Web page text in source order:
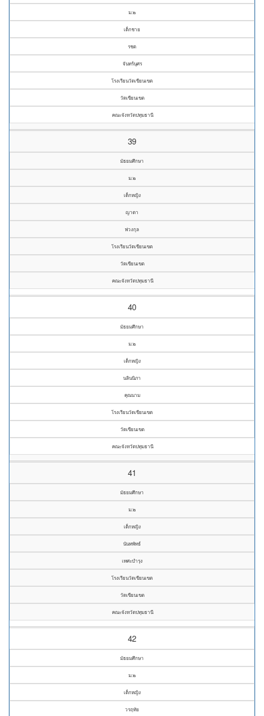
ม.๒
เด็กชาย
รชต
จันทร์นุศร
โรงเรียนวัดเขียนเขต
วัดเขียนเขต
คณะจังหวัดปทุมธานี
39
มัธยมศึกษา
ม.๒
เด็กหญิง
ญาดา
พ่วงกุล
โรงเรียนวัดเขียนเขต
วัดเขียนเขต
คณะจังหวัดปทุมธานี
40
มัธยมศึกษา
ม.๒
เด็กหญิง
นลินนิภา
คุณนาม
โรงเรียนวัดเขียนเขต
วัดเขียนเขต
คณะจังหวัดปทุมธานี
41
มัธยมศึกษา
ม.๒
เด็กหญิง
นันทพัทธ์
เทศะบำรุง
โรงเรียนวัดเขียนเขต
วัดเขียนเขต
คณะจังหวัดปทุมธานี
42
มัธยมศึกษา
ม.๒
เด็กหญิง
วรฤทัย